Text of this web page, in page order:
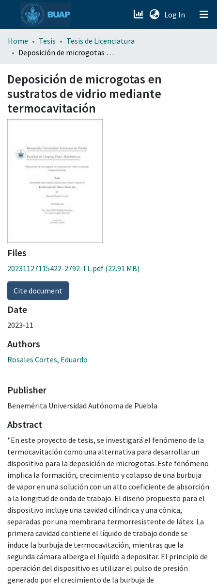
Log In (current)
menu.section.about_menu
Home Tesis
Tesis de Licenciatura
Deposición de microgotas en sustratos de vidrio mediante termocavitación
Deposición de microgotas en
sustratos de vidrio mediante
termocavitación
Files
20231127115422-2792-TL.pdf (22.91 MB)
Cite document
Date
2023-11
Authors
Rosales Cortes, Eduardo
Publisher
Benemérita Universidad Autónoma de Puebla
Abstract
"En este proyecto de tesis, se investigará el fenómeno de la
termocavitación como una alternativa para desarrollar un
dispositivo para la deposición de microgotas. Este fenómeno
implica la formación, crecimiento y colapso de una burbuja
de vapor en una solución con un alto coeficiente de absorción
a la longitud de onda de trabajo. El diseño propuesto para el
dispositivo incluye una cavidad cilíndrica y una cónica,
separadas por una membrana termorresistente de látex. La
primera cavidad contiene el líquido de trabajo donde se
induce la burbuja de termocavitación, mientras que la
segunda cámara alberga el líquido a depositar. El principio de
operación del dispositivo es utilizar el pulso de presión
generado por el crecimiento de la burbuja de